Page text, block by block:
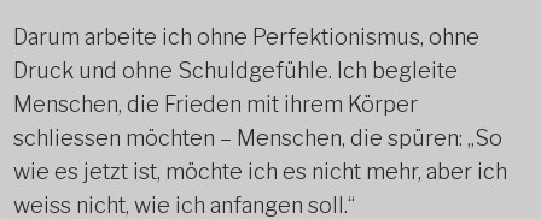
Darum arbeite ich ohne Perfektionismus, ohne
Druck und ohne Schuldgefühle. Ich begleite
Menschen, die Frieden mit ihrem Körper
schliessen möchten – Menschen, die spüren: „So
wie es jetzt ist, möchte ich es nicht mehr, aber ich
weiss nicht, wie ich anfangen soll.“